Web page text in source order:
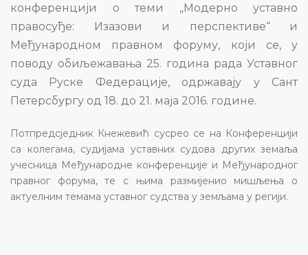
конференцији о теми „Модерно уставно
правосуђе: Изазови и перспективе“ и
Међународном правном форуму, који се, у
поводу обиљежавања 25. година рада Уставног
суда Руске Федерације, одржавају у Сант
Петерсбургу од 18. до 21. маја 2016. године.
Потпредсједник Кнежевић сусрео се на Конференцији
са колегама, судијама уставних судова других земаља
учесница Међународне конференције и Међународног
правног форума, те с њима размијенио мишљења о
актуелним темама уставног судства у земљама у регији.